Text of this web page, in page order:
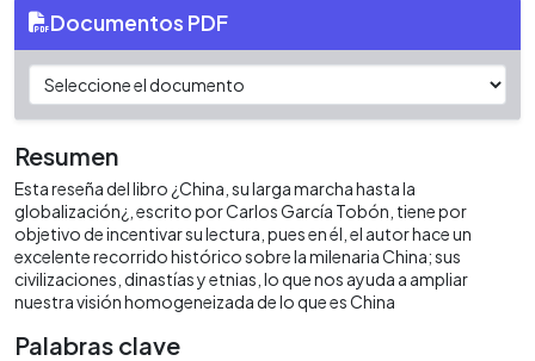
Documentos PDF
Resumen
Esta reseña del libro ¿China, su larga marcha hasta la
globalización¿, escrito por Carlos García Tobón, tiene por
objetivo de incentivar su lectura, pues en él, el autor hace un
excelente recorrido histórico sobre la milenaria China; sus
civilizaciones, dinastías y etnias, lo que nos ayuda a ampliar
nuestra visión homogeneizada de lo que es China
Palabras clave